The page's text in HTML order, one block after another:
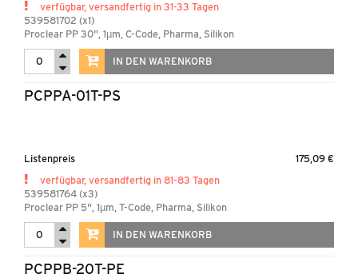
verfügbar, versandfertig in 31-33 Tagen
539581702 (x1)
Proclear PP 30", 1µm, C-Code, Pharma, Silikon
IN DEN WARENKORB
PCPPA-01T-PS
Listenpreis
175,09 €
verfügbar, versandfertig in 81-83 Tagen
539581764 (x3)
Proclear PP 5", 1µm, T-Code, Pharma, Silikon
IN DEN WARENKORB
PCPPB-20T-PE